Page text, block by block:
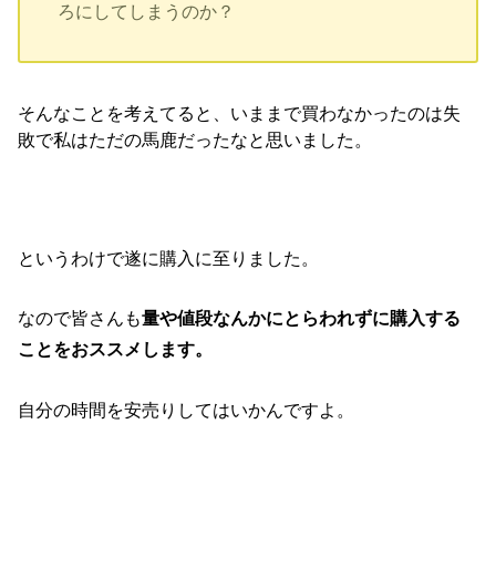
ろにしてしまうのか？
そんなことを考えてると、いままで買わなかったのは失
敗で私はただの馬鹿だったなと思いました。
というわけで遂に購入に至りました。
なので皆さんも量や値段なんかにとらわれずに購入する
ことをおススメします。
自分の時間を安売りしてはいかんですよ。